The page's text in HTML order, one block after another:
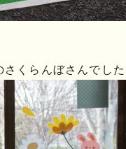
くらんぼさんでした